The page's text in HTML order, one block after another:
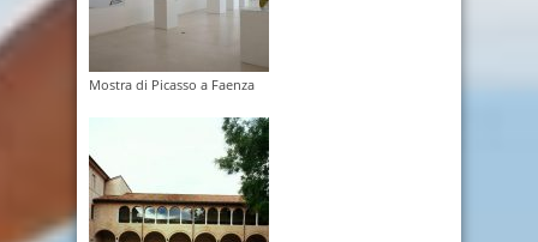
Mostra di Picasso a Faenza